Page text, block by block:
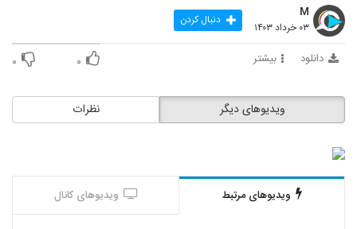
M
۰۳ خرداد ۱۴۰۳ دنبال کردن
دانلود بیشتر ۰ ۰
نظرات ویدیوهای دیگر
ویدیوهای مرتبط ویدیوهای کانال